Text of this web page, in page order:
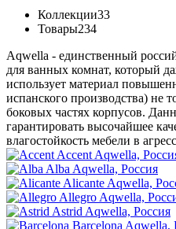
Коллекции33
Товары234
Aqwella - единственный
для ванных комнат, который
использует материал
испанского производства) не
боковых частях корпусов.
гарантировать высочайшее
влагостойкость мебели в
Accent Aqwella,
Alba Aqwella, Россия
Alicante Aqwella,
Allegro Aqwella,
Astrid Aqwella, Россия
Barcelona Aqwella,